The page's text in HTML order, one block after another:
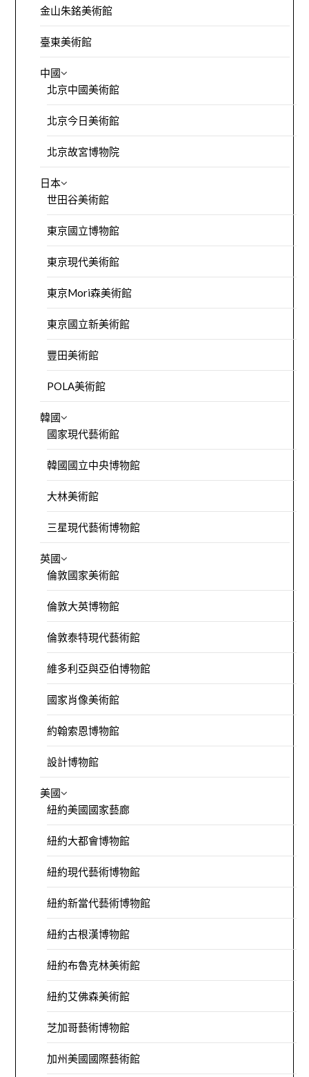
金山朱銘美術館
臺東美術館
中國
北京中國美術館
北京今日美術館
北京故宮博物院
日本
世田谷美術館
東京國立博物館
東京現代美術館
東京Mori森美術館
東京國立新美術館
豐田美術館
POLA美術館
韓國
國家現代藝術館
韓國國立中央博物館
大林美術館
三星現代藝術博物館
英國
倫敦國家美術館
倫敦大英博物館
倫敦泰特現代藝術館
維多利亞與亞伯博物館
國家肖像美術館
約翰索恩博物館
設計博物館
美國
紐約美國國家藝廊
紐約大都會博物館
紐約現代藝術博物館
紐約新當代藝術博物館
紐約古根漢博物館
紐約布魯克林美術館
紐約艾佛森美術館
芝加哥藝術博物館
加州美國國際藝術館